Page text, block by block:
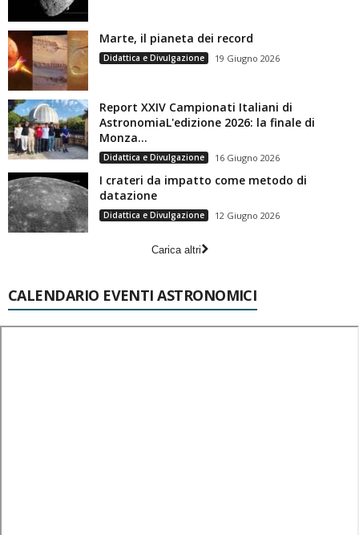
Marte, il pianeta dei record
Didattica e Divulgazione 19 Giugno 2026
Report XXIV Campionati Italiani di
AstronomiaL'edizione 2026: la finale di
Monza...
Didattica e Divulgazione 16 Giugno 2026
I crateri da impatto come metodo di
datazione
Didattica e Divulgazione 12 Giugno 2026
Carica altri
CALENDARIO EVENTI ASTRONOMICI